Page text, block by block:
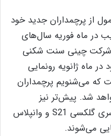
از پرچمداران جدید خود
۱۰ هر دو به ترتیب در ماه فوریه سال‌های
این شرکت چینی سنت شکنی
ماه ژانویه رونمایی
که می‌شنویم پرچمداران
شد. پیش‌تر نیز
گزارشاتی منتشر شده بود مبنی بر اینکه سری گلکسی S21 و وانپلاس